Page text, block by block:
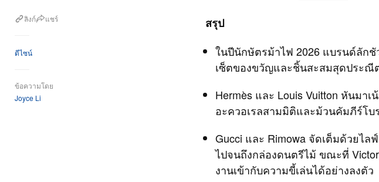
ลิงก์ แชร์
ดีไซน์
ข้อความโดย
Joyce Li
สรุป
ในปีนักษัตรม้าไฟ 2026 แบรนด์ลักชั
เซ็ตของขวัญและชิ้นสะสมสุดประณี
Hermès และ Louis Vuitton หันมา
อะควอเรลสามมิติและม้วนคัมภีร์โ
Gucci และ Rimowa จัดเต็มด้วยไ
ไปจนถึงกล่องดนตรีไม้ ขณะที่
งานเข้ากับความขี้เล่นได้อย่างลงตัว